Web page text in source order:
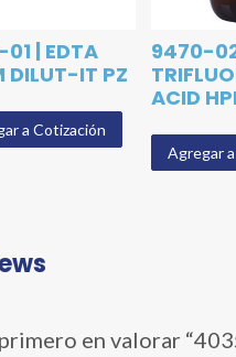
| EDTA
DILUT-IT PZ
a Cotización
9470-
ACID
Agregar
en valorar